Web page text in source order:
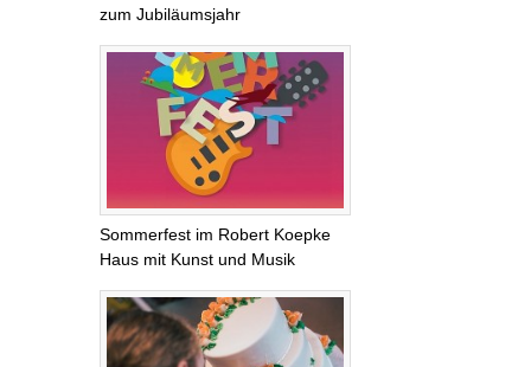
zum Jubiläumsjahr
Sommerfest im Robert Koepke
Haus mit Kunst und Musik